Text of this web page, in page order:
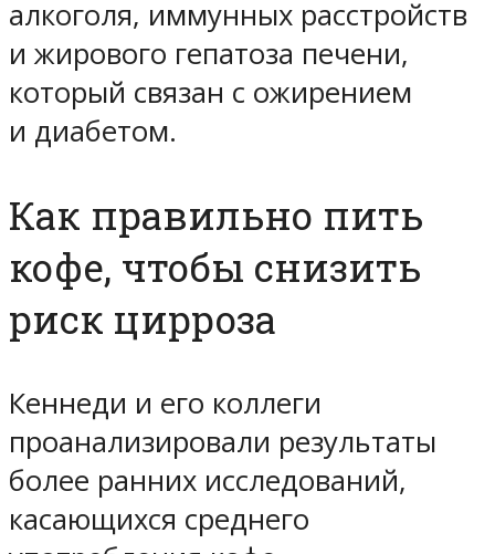
алкоголя, иммунных расстройств
и жирового гепатоза печени,
который связан с ожирением
и диабетом.
Как правильно пить
кофе, чтобы снизить
риск цирроза
Кеннеди и его коллеги
проанализировали результаты
более ранних исследований,
касающихся среднего